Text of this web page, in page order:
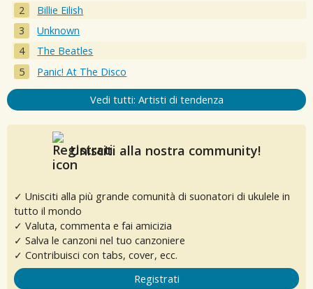
Billie Eilish
Unknown
The Beatles
Panic! At The Disco
Vedi tutti: Artisti di tendenza
Unisciti alla nostra community!
✓ Unisciti alla più grande comunità di suonatori di ukulele in
tutto il mondo
✓ Valuta, commenta e fai amicizia
✓ Salva le canzoni nel tuo canzoniere
✓ Contribuisci con tabs, cover, ecc.
Registrati